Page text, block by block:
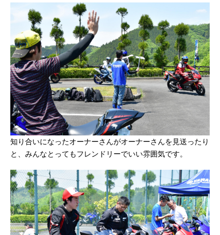
知り合いになったオーナーさんがオーナーさんを見送ったり
と、みんなとってもフレンドリーでいい雰囲気です。